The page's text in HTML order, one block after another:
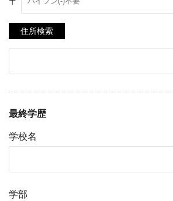
住所検索
最終学歴
学校名
学部